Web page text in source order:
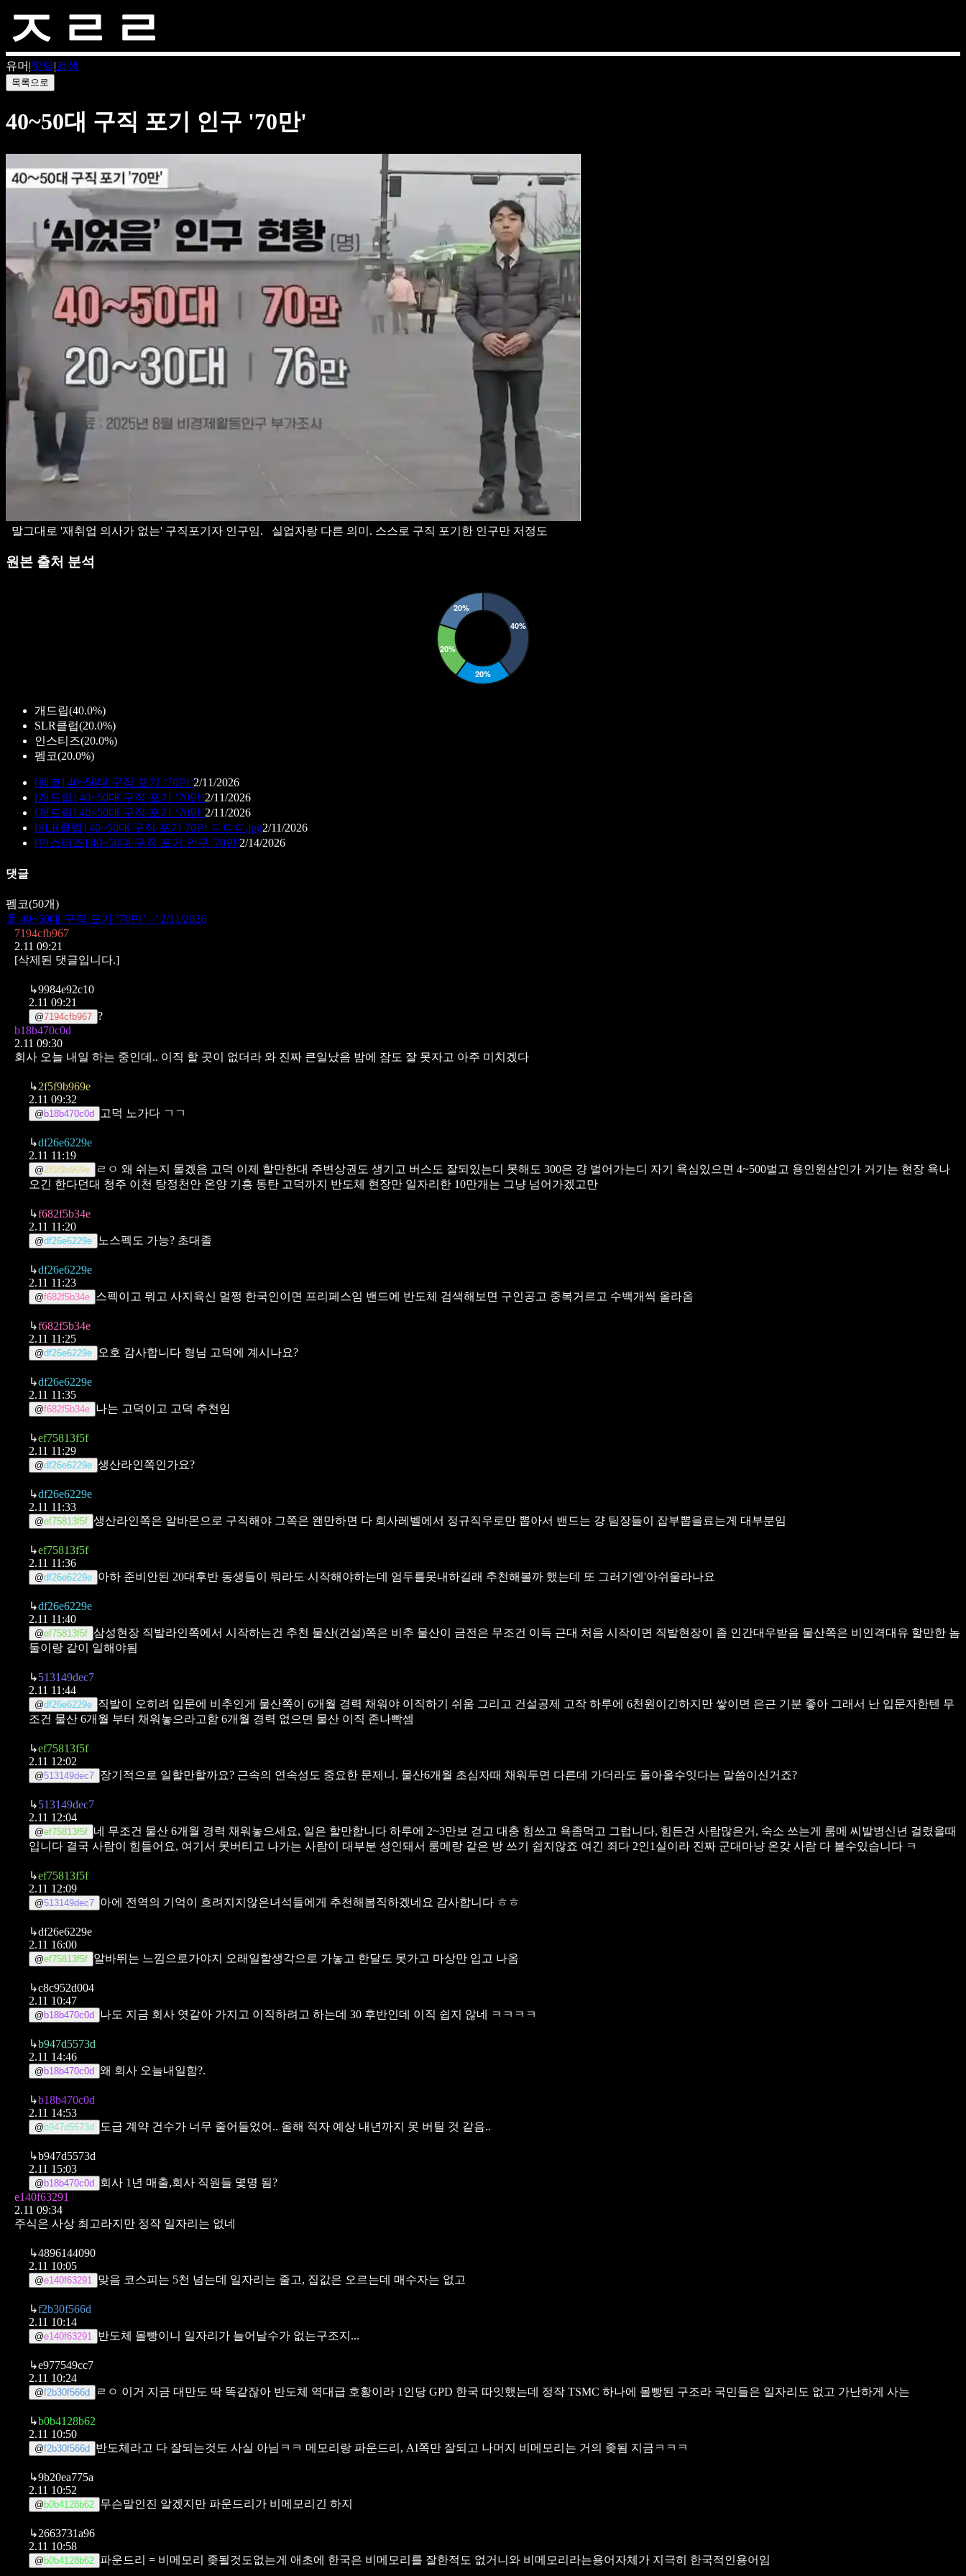
유머 |핫딜|검색
목록으로
40~50대 구직 포기 인구 '70만'
말그대로 '재취업 의사가 없는' 구직포기자 인구임. 실업자랑 다른 의미. 스스로 구직 포기한 인구만 저정도
원본 출처 분석
개드립(40.0%)
SLR클럽(20.0%)
인스티즈(20.0%)
펨코(20.0%)
[펨코] 40~50대 구직 포기 ‘70만’2/11/2026
[개드립] 40~50대 구직 포기 ‘70만’2/11/2026
[개드립] 40~50대 구직 포기 ‘70만’2/11/2026
[SLR클럽] 40~50대 구직 포기 70만 ㄷㄷㄷ.jpg2/11/2026
[인스티즈] 40~50대 구직 포기 인구 '70만'2/14/2026
댓글
펨코(50개)
📄 40~50대 구직 포기 ‘70만’ ↗ 2/11/2026
7194cfb967
2.11 09:21
[삭제된 댓글입니다.]
↳9984e92c10
2.11 09:21
@7194cfb967 ?
b18b470c0d
2.11 09:30
회사 오늘 내일 하는 중인데.. 이직 할 곳이 없더라 와 진짜 큰일났음 밤에 잠도 잘 못자고 아주 미치겠다
↳2f5f9b969e
2.11 09:32
@ b18b470c0d 고덕 노가다 ㄱㄱ
↳df26e6229e
2.11 11:19
@2f5f9b969e
ㄹㅇ 왜 쉬는지 몰겠음 고덕 이제 할만한대 주변상권도 생기고 버스도 잘되있는디 못해도 300은 걍 벌어가는디 자기 욕심있으면 4~500벌고 용인원삼인가 거기는 현장 욕나
오긴 한다던대 청주 이천 탕정천안 온양 기흥 동탄 고덕까지 반도체 현장만 일자리한 10만개는 그냥 넘어가겠고만
↳f682f5b34e
2.11 11:20
@df26e6229e 노스펙도 가능? 초대졸
↳df26e6229e
2.11 11:23
@f682f5b34e 스펙이고 뭐고 사지육신 멀쩡 한국인이면 프리페스임 밴드에 반도체 검색해보면 구인공고 중복거르고 수백개씩 올라옴
↳f682f5b34e
2.11 11:25
@df26e6229e 오호 감사합니다 형님 고덕에 계시나요?
↳df26e6229e
2.11 11:35
@f682f5b34e 나는 고덕이고 고덕 추천임
↳ef75813f5f
2.11 11:29
@df26e6229e 생산라인쪽인가요?
↳df26e6229e
2.11 11:33
@ef75813f5f 생산라인쪽은 알바몬으로 구직해야 그쪽은 왠만하면 다 회사레벨에서 정규직우로만 뽑아서 밴드는 걍 팀장들이 잡부뽑을료는게 대부분임
↳ef75813f5f
2.11 11:36
@df26e6229e 아하 준비안된 20대후반 동생들이 뭐라도 시작해야하는데 엄두를못내하길래 추천해볼까 했는데 또 그러기엔'아쉬울라나요
↳df26e6229e
2.11 11:40
@ef75813f5f 삼성현장 직발라인쪽에서 시작하는건 추천 물산(건설)쪽은 비추 물산이 금전은 무조건 이득 근대 처음 시작이면 직발현장이 좀 인간대우받음 물산쪽은 비인격대유 할만한 놈
둘이랑 같이 일해야됨
↳513149dec7
2.11 11:44
@df26e6229e 직발이 오히려 입문에 비추인게 물산쪽이 6개월 경력 채워야 이직하기 쉬움 그리고 건설공제 고작 하루에 6천원이긴하지만 쌓이면 은근 기분 좋아 그래서 난 입문자한텐 무
조건 물산 6개월 부터 채워놓으라고함 6개월 경력 없으면 물산 이직 존나빡셈
↳ef75813f5f
2.11 12:02
@513149dec7 장기적으로 일할만할까요? 근속의 연속성도 중요한 문제니. 물산6개월 초심자때 채워두면 다른데 가더라도 돌아올수잇다는 말씀이신거죠?
↳513149dec7
2.11 12:04
@ef75813f5f 네 무조건 물산 6개월 경력 채워놓으세요, 일은 할만합니다 하루에 2~3만보 걷고 대충 힘쓰고 욕좀먹고 그럽니다, 힘든건 사람많은거, 숙소 쓰는게 룸메 씨발병신년 걸렸을때
입니다 결국 사람이 힘들어요, 여기서 못버티고 나가는 사람이 대부분 성인돼서 룸메랑 같은 방 쓰기 쉽지않죠 여긴 죄다 2인1실이라 진짜 군대마냥 온갖 사람 다 볼수있습니다 ㅋ
↳ef75813f5f
2.11 12:09
@513149dec7 아에 전역의 기억이 흐려지지않은녀석들에게 추천해봄직하겠네요 감사합니다 ㅎㅎ
↳df26e6229e
2.11 16:00
@ef75813f5f 알바뛰는 느낌으로가야지 오래일할생각으로 가놓고 한달도 못가고 마상만 입고 나옴
↳c8c952d004
2.11 10:47
@ b18b470c0d 나도 지금 회사 엿같아 가지고 이직하려고 하는데 30 후반인데 이직 쉽지 않네 ㅋㅋㅋㅋ
↳b947d5573d
2.11 14:46
@ b18b470c0d 왜 회사 오늘내일함?.
↳b18b470c0d
2.11 14:53
@ b947d5573d 도급 계약 건수가 너무 줄어들었어.. 올해 적자 예상 내년까지 못 버틸 것 같음..
↳b947d5573d
2.11 15:03
@ b18b470c0d
회사 1년 매출,회사 직원들 몇명 됨?
e140f63291
2.11 09:34
주식은 사상 최고라지만 정작 일자리는 없네
↳4896144090
2.11 10:05
@e140f63291 맞음 코스피는 5천 넘는데 일자리는 줄고, 집값은 오르는데 매수자는 없고
↳f2b30f566d
2.11 10:14
@e140f63291 반도체 몰빵이니 일자리가 늘어날수가 없는구조지...
↳e977549cc7
2.11 10:24
@f2b30f566d ㄹㅇ 이거 지금 대만도 딱 똑같잖아 반도체 역대급 호황이라 1인당 GPD 한국 따잇했는데 정작 TSMC 하나에 몰빵된 구조라 국민들은 일자리도 없고 가난하게 사는
↳b0b4128b62
2.11 10:50
@f2b30f566d 반도체라고 다 잘되는것도 사실 아님ㅋㅋ 메모리랑 파운드리, AI쪽만 잘되고 나머지 비메모리는 거의 좆됨 지금ㅋㅋㅋ
↳9b20ea775a
2.11 10:52
@ b0b4128b62 무슨말인진 알겠지만 파운드리가 비메모리긴 하지
↳2663731a96
2.11 10:58
@ b0b4128b62 파운드리 = 비메모리 좆될것도없는게 애초에 한국은 비메모리를 잘한적도 없거니와 비메모리라는용어자체가 지극히 한국적인용어임